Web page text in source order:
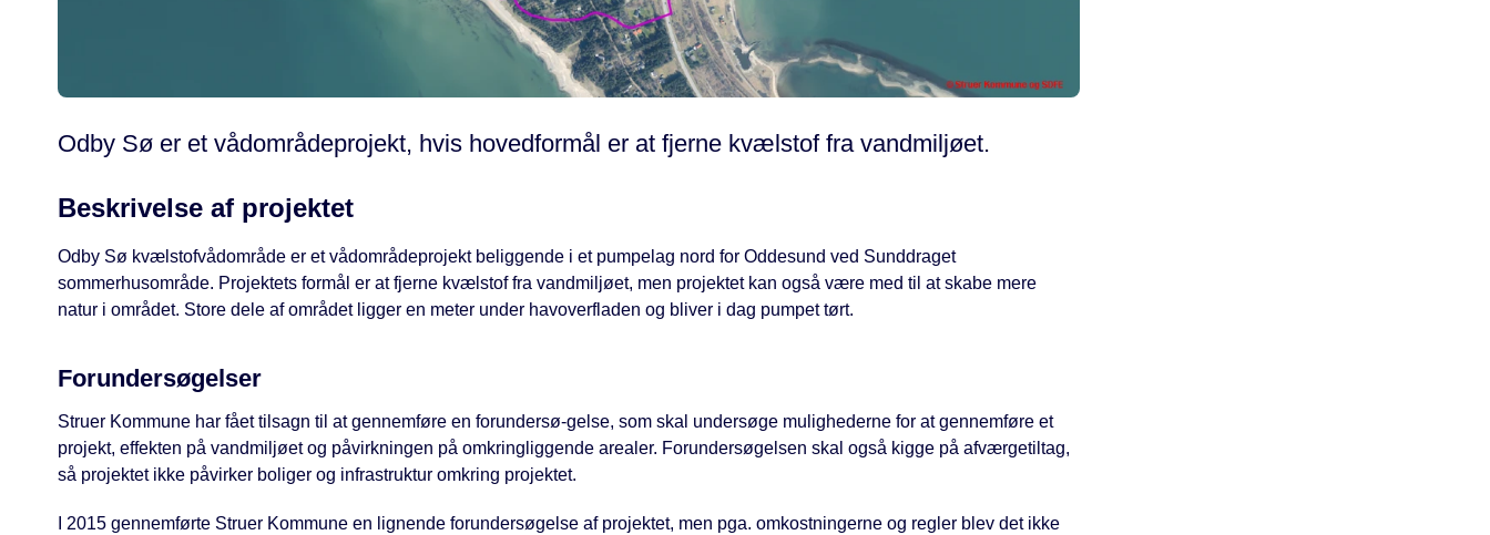
Odby Sø er et vådområdeprojekt, hvis hovedformål er at fjerne kvælstof fra vandmiljøet.
Beskrivelse af projektet
Odby Sø kvælstofvådområde er et vådområdeprojekt beliggende i et pumpelag nord for Oddesund ved Sunddraget
sommerhusområde. Projektets formål er at fjerne kvælstof fra vandmiljøet, men projektet kan også være med til at skabe mere
natur i området. Store dele af området ligger en meter under havoverfladen og bliver i dag pumpet tørt.
Forundersøgelser
Struer Kommune har fået tilsagn til at gennemføre en forundersø-gelse, som skal undersøge mulighederne for at gennemføre et
projekt, effekten på vandmiljøet og påvirkningen på omkringliggende arealer. Forundersøgelsen skal også kigge på afværgetiltag,
så projektet ikke påvirker boliger og infrastruktur omkring projektet.
I 2015 gennemførte Struer Kommune en lignende forundersøgelse af projektet, men pga. omkostningerne og regler blev det ikke